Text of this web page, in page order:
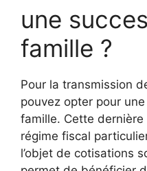
une
famille ?
Pour la transmission
pouvez opter pour
famille. Cette
régime fiscal
l’objet de cotisations